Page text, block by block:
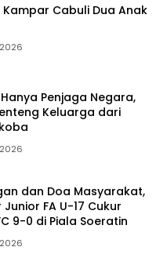
Kampar Cabuli Dua Anak
Penjaga Negara,
Keluarga dari
dan Doa Masyarakat,
FA U-17 Cukur
9-0 di Piala Soeratin